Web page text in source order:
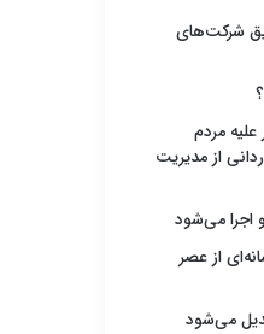
شرکت‌های
علیه مردم
از مدیریت
اجرا می‌شود
از عصر
می‌شود